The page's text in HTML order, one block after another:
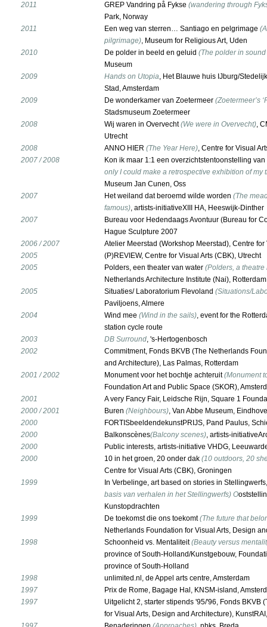
2011
GREP Vandring på Fykse (wandering through
Park, Norway
2011
Een weg van sterren… Santiago en pelgrimage
pilgrimage), Museum for Religious Art, Uden
2010
De polder in beeld en geluid (The polder in
Museum
2009
Hands on Utopia, Het Blauwe huis IJburg/
Stad, Amsterdam
2009
De wonderkamer van Zoetermeer (Zoetermeer’s
Stadsmuseum Zoetermeer
2008
Wij waren in Overvecht(We were in Overvecht),
Utrecht
2008
ANNO HIER (The Year Here), Centre for Visual
2007 / 2008
Kon ik maar 1:1 een overzichtstentoonstelling
only I could make a retrospective exhibition of my
Museum Jan Cunen, Oss
2007
Het weiland dat beroemd wilde worden (The
famous), artists-initiativeXIII HA, Heeswijk-Dinther
2007
Bureau voor Hedendaags Avontuur (Bureau for
Hague Sculpture 2007
2006 / 2007
Atelier Meerstad (Workshop Meerstad), Centre
2005
(P)REVIEW, Centre for Visual Arts (CBK), Utrecht
2005
Polders, een theater van water (Polders, a theatre
Netherlands Architecture Institute (Nai), Rotterdam
2005
Situaties/ Laboratorium Flevoland (Situations/
Paviljoens, Almere
2004
Wind mee (Wind in the sails), event for the
station cycle route
2003
DB Surround, 's-Hertogenbosch
2002
Commitment, Fonds BKVB (The Netherlands
and Architecture), Las Palmas, Rotterdam
2001 / 2002
Monument voor het bochtje achteruit(Monument
Foundation Art and Public Space (SKOR),
2001
A very Fancy Fair, Leidsche Rijn, Square 1
2000 / 2001
Buren (Neighbours), Van Abbe Museum,
2000
FORTISbeeldendekunstPRIJS, Pand Paulus,
2000
Balkonscènes(Balcony scenes), artists-
2000
Public interests, artists-initiative VHDG,
2000
10 in het groen, 20 onder dak (10 outdoors, 20
Centre for Visual Arts (CBK), Groningen
1999
In Verbelinge, art based on stories in Stellingwerfs,
basis van verhalen in het Stellingwerfs) O
Kunstopdrachten
1999
De toekomst die ons toekomt(The future that
Netherlands Foundation for Visual Arts, Design
1998
Schoonheid vs. Mentaliteit(Beauty versus
province of South-Holland/Kunstgebouw,
province of South-Holland
1998
unlimited.nl, de Appel arts centre, Amsterdam
1997
Prix de Rome, Bagage Hal, KNSM-island,
1997
Uitgelicht 2, starter stipends '95/'96, Fonds BKVB
for Visual Arts, Design and Architecture),